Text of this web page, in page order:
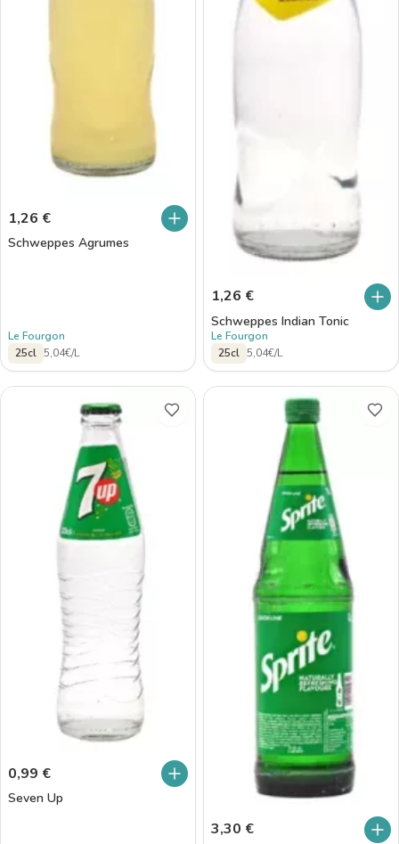
1,26 €
Schweppes Agrumes
Le Fourgon
25cl 5,04€/L
1,26 €
Schweppes Indian Tonic
Le Fourgon
25cl 5,04€/L
0,99 €
Seven Up
3,30 €